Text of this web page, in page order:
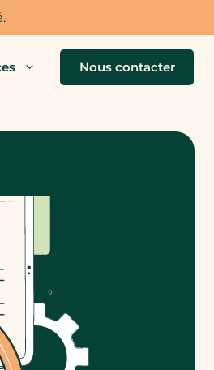
Nous contacter